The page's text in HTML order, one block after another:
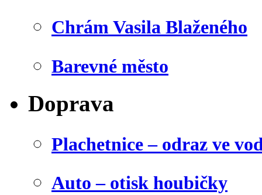
Chrám Vasila Blaženého
Barevné město
Doprava
Plachetnice – odraz ve
Auto – otisk houbičky